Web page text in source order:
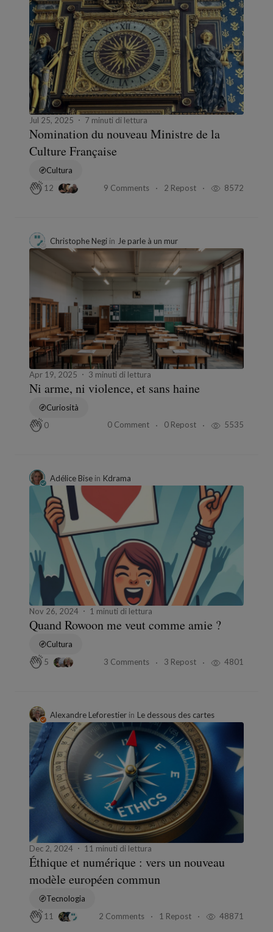
Jul 25, 2025 7 minuti di lettura
Nomination du nouveau Ministre de la
Culture Française
Cultura
12
9 Comments 2 Repost 8572
Christophe Negi in Je parle à un mur
Apr 19, 2025 3 minuti di lettura
Ni arme, ni violence, et sans haine
Curiosità
0
0 Comment 0 Repost 5535
Adélice Bise in Kdrama
Nov 26, 2024 1 minuti di lettura
Quand Rowoon me veut comme amie ?
Cultura
5
3 Comments 3 Repost 4801
Alexandre Leforestier in Le dessous des cartes
Dec 2, 2024 11 minuti di lettura
Éthique et numérique : vers un nouveau
modèle européen commun
Tecnologia
11
2 Comments 1 Repost 48871